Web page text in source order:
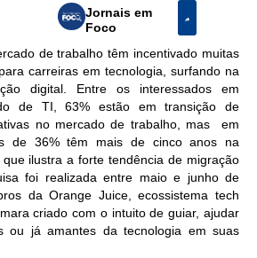
Jornais em
Foco
de trabalho têm incentivado muitas
carreiras em tecnologia, surfando na
digital. Entre os interessados em
de TI, 63% estão em transição de
no mercado de trabalho, mas em
de 36% têm mais de cinco anos na
ilustra a forte tendência de migração
foi realizada entre maio e junho de
da Orange Juice, ecossistema tech
criado com o intuito de guiar, ajudar
ou já amantes da tecnologia em suas